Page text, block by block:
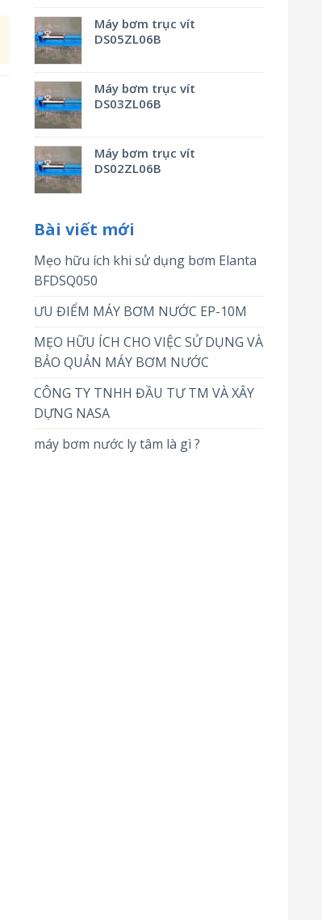
Máy bơm trục vít
DS05ZL06B
Máy bơm trục vít
DS03ZL06B
Máy bơm trục vít
DS02ZL06B
Bài viết mới
Mẹo hữu ích khi sử dụng bơm Elanta
BFDSQ050
ƯU ĐIỂM MÁY BƠM NƯỚC EP-10M
MẸO HỮU ÍCH CHO VIỆC SỬ DỤNG VÀ
BẢO QUẢN MÁY BƠM NƯỚC
CÔNG TY TNHH ĐẦU TƯ TM VÀ XÂY
DỰNG NASA
máy bơm nước ly tâm là gì ?